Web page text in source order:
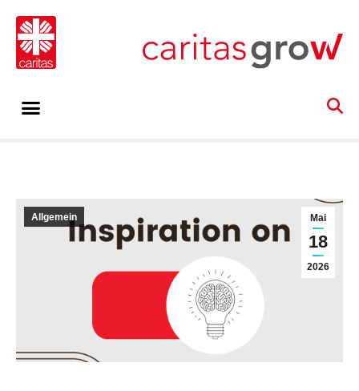
Mai
18
2026
Allgemein